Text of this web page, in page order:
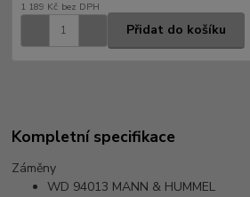
1 189 Kč bez DPH
Přidat do košíku
Kompletní specifikace
Záměny
WD 94013 MANN & HUMMEL